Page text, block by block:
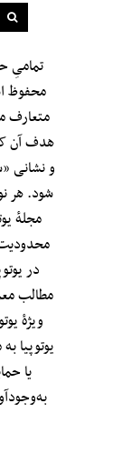
تمامیِ
محفوظ
متعارف
هدف آن
و نشانی
شود. هر
مجلهٔ
در
مطالب
ویژهٔ
یوتوپیا
یا